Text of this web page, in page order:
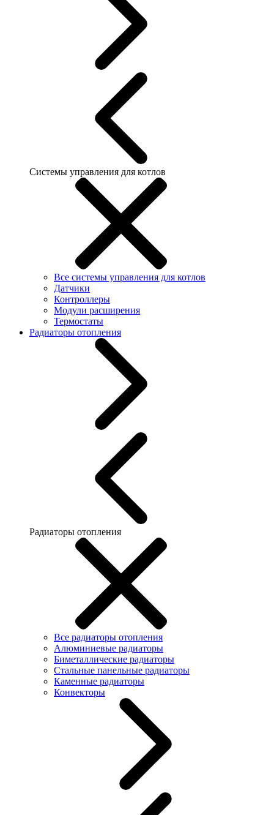
Системы управления для котлов
Все системы управления для котлов
Датчики
Контроллеры
Модули расширения
Термостаты
Радиаторы отопления
Радиаторы отопления
Все радиаторы отопления
Алюминиевые радиаторы
Биметаллические радиаторы
Стальные панельные радиаторы
Каменные радиаторы
Конвекторы